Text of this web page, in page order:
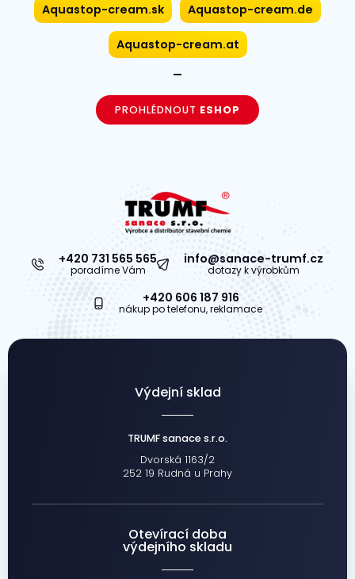
Aquastop-cream.sk Aquastop-cream.de
Aquastop-cream.at
PROHLÉDNOUT ESHOP
+420 731 565 565
poradíme Vám
info@sanace-trumf.cz
dotazy k výrobkům
+420 606 187 916
nákup po telefonu, reklamace
Výdejní sklad
TRUMF sanace s.r.o.
Dvorská 1163/2
252 19 Rudná u Prahy
Otevírací doba
výdejního skladu